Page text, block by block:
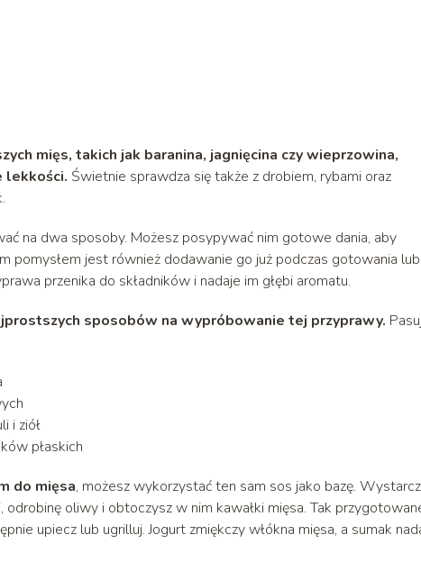
mięs, takich jak baranina, jagnięcina czy wieprzowina,
lekkości. Świetnie sprawdza się także z drobiem, rybami oraz
na dwa sposoby. Możesz posypywać nim gotowe dania, aby
pomysłem jest również dodawanie go już podczas gotowania lub
przenika do składników i nadaje im głębi aromatu.
sposobów na wypróbowanie tej przyprawy.
i ziół
płaskich
do mięsa, możesz wykorzystać ten sam sos jako bazę.
oliwy i obtoczysz w nim kawałki mięsa. Tak
upiecz lub ugrilluj. Jogurt zmiękczy włókna mięsa, a sumak